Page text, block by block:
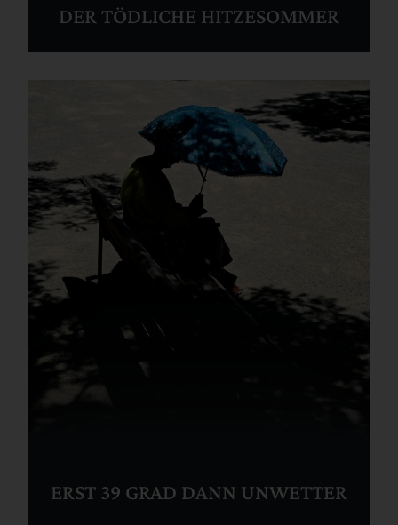
DER TÖDLICHE HITZESOMMER
ERST 39 GRAD DANN UNWETTER